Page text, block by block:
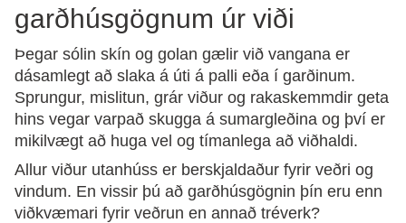
garðhúsgögnum úr viði
Þegar sólin skín og golan gælir við vangana er
dásamlegt að slaka á úti á palli eða í garðinum.
Sprungur, mislitun, grár viður og rakaskemmdir geta
hins vegar varpað skugga á sumargleðina og því er
mikilvægt að huga vel og tímanlega að viðhaldi.
Allur viður utanhúss er berskjaldaður fyrir veðri og
vindum. En vissir þú að garðhúsgögnin þín eru enn
viðkvæmari fyrir veðrun en annað tréverk?